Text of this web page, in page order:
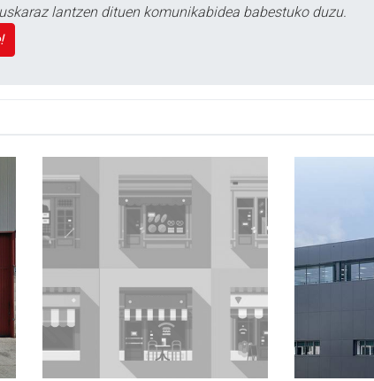
lantzen dituen komunikabidea babestuko duzu.